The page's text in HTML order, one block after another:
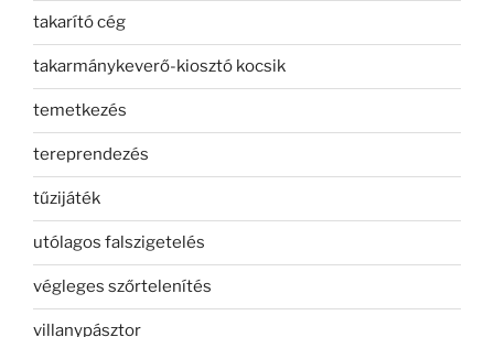
takarító cég
takarmánykeverő-kiosztó kocsik
temetkezés
tereprendezés
tűzijáték
utólagos falszigetelés
végleges szőrtelenítés
villanypásztor